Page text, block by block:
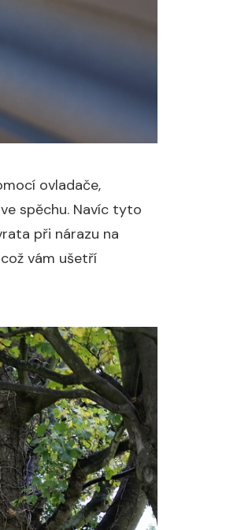
ovladače,
spěchu. Navíc tyto
při nárazu na
vám ušetří